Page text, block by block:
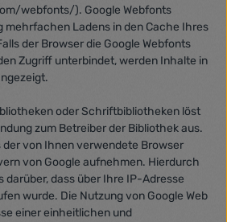
webfonts/). Google Webfonts
mehrfachen Ladens in den Cache Ihres
der Browser die Google Webfonts
Zugriff unterbindet, werden Inhalte in
oder Schriftbibliotheken löst
zum Betreiber der Bibliothek aus.
der von Ihnen verwendete Browser
von Google aufnehmen. Hierdurch
darüber, dass über Ihre IP-Adresse
wurde. Die Nutzung von Google Web
einer einheitlichen und